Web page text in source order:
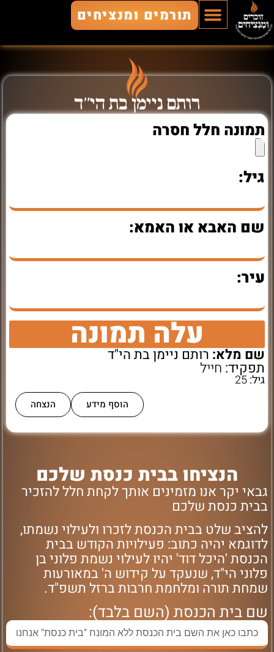
תורמים ומנציחים
רותם ניימן בת הי"ד
תמונה חלל חסרה
גיל:
שם האבא או האמא:
עיר:
עלה תמונה
שם מלא:רותם ניימן בת הי"ד
תפקיד: חייל
גיל:25
הוסף מידע הנצחה
הנציחו בבית כנסת שלכם
גבאי יקר אנו מזמינים אותך לקחת חלל להזכיר
בבית כנסת שלכם
להציב שלט בבית הכנסת לזכרו ולעילוי נשמתו,
לדוגמא יהיה כתוב: פעילויות הקודש בבית
הכנסת 'היכל דוד' יהיו לעילוי נשמת פלוני בן
פלוני הי"ד, שנעקד על קידוש ה' במאורעות
שמחת תורה ומלחמת חרבות ברזל תשפ"ד.
שם בית הכנסת (השם בלבד):